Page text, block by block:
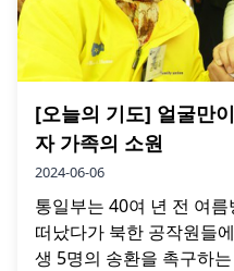
[오늘의 기도] 얼굴만
자 가족의 소원
2024-06-06
통일부는 40여 년 전 여
떠났다가 북한 공작원들
생 5명의 송환을 촉구하